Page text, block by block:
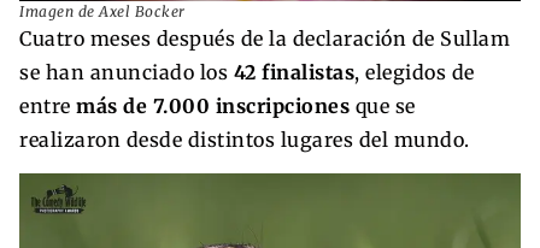
Imagen de Axel Bocker
Cuatro meses después de la declaración de Sullam
se han anunciado los 42 finalistas, elegidos de
entre más de 7.000 inscripciones que se
realizaron desde distintos lugares del mundo.